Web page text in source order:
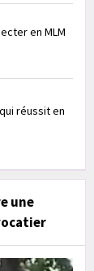
en MLM
réussit en
une